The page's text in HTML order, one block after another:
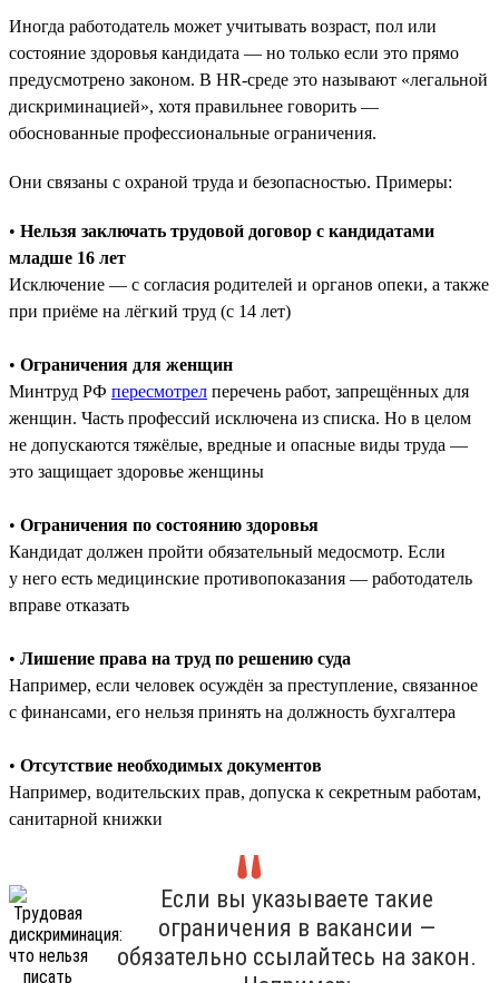
Иногда работодатель может учитывать возраст, пол или
состояние здоровья кандидата — но только если это прямо
предусмотрено законом. В HR-среде это называют «легальной
дискриминацией», хотя правильнее говорить —
обоснованные профессиональные ограничения.
Они связаны с охраной труда и безопасностью. Примеры:
• Нельзя заключать трудовой договор с кандидатами
младше 16 лет
Исключение — с согласия родителей и органов опеки, а также
при приёме на лёгкий труд (с 14 лет)
• Ограничения для женщин
Минтруд РФ пересмотрел перечень работ, запрещённых для
женщин. Часть профессий исключена из списка. Но в целом
не допускаются тяжёлые, вредные и опасные виды труда —
это защищает здоровье женщины
• Ограничения по состоянию здоровья
Кандидат должен пройти обязательный медосмотр. Если
у него есть медицинские противопоказания — работодатель
вправе отказать
• Лишение права на труд по решению суда
Например, если человек осуждён за преступление, связанное
с финансами, его нельзя принять на должность бухгалтера
• Отсутствие необходимых документов
Например, водительских прав, допуска к секретным работам,
санитарной книжки
Если вы указываете такие
ограничения в вакансии —
обязательно ссылайтесь на закон.